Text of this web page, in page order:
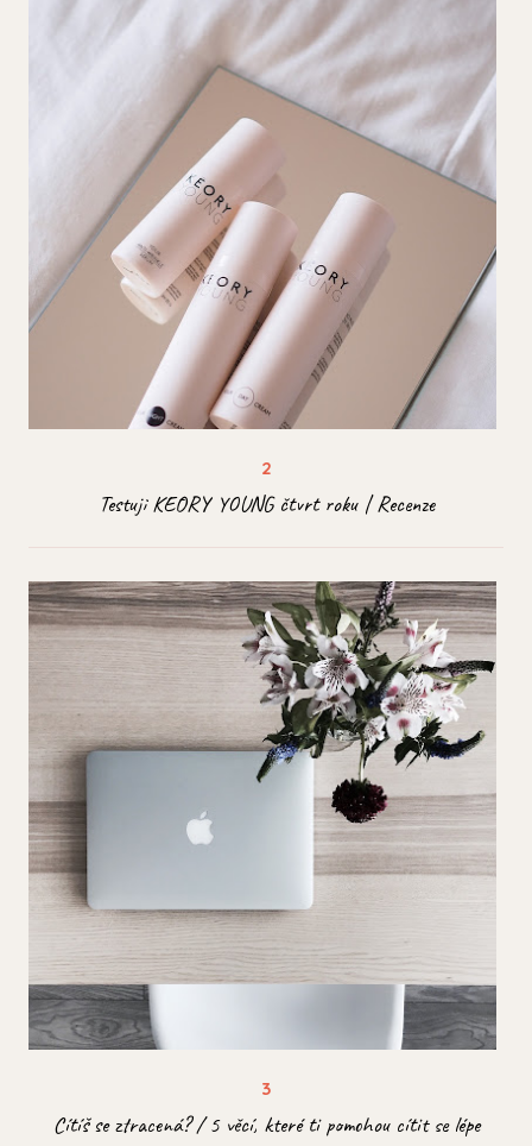
Testuji KĒORY YOUNG čtvrt roku | Recenze
Cítíš se ztracená? / 5 věcí, které ti pomohou cítit se lépe